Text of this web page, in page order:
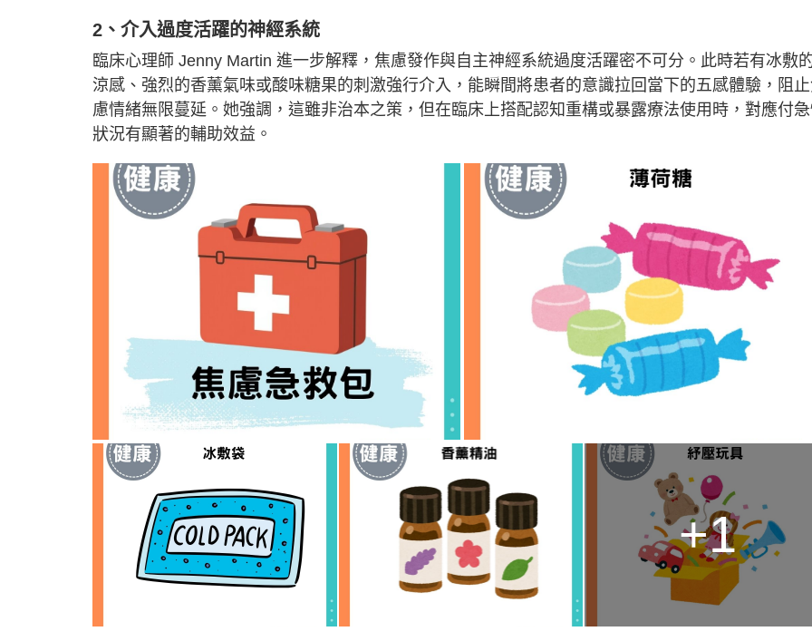
2、介入過度活躍的神經系統
臨床心理師 Jenny Martin 進一步解釋，焦慮發作與自主神經系統過度活躍密不可分。此時若有冰敷
涼感、強烈的香薰氣味或酸味糖果的刺激強行介入，能瞬間將患者的意識拉回當下的五感體驗，阻
慮情緒無限蔓延。她強調，這雖非治本之策，但在臨床上搭配認知重構或暴露療法使用時，對應付
狀況有顯著的輔助效益。
+1